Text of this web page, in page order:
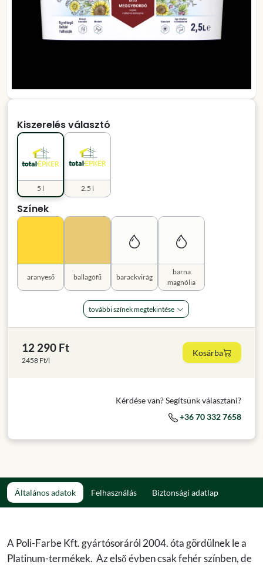
Kiszerelés választó
2.5 l
5 l
Színek
aranyeső ballagófű barackvirág
barna
magnólia
további színek megtekintése
12 290 Ft
2458 Ft/l
Kosárba
Kérdése van? Segítsünk választani?
+36 70 332 7658
Általános adatok Felhasználás Biztonsági adatlap
A Poli-Farbe Kft. gyártósoráról 2004. óta gördülnek le a
Platinum-termékek. Az első évben csak fehér színben, de